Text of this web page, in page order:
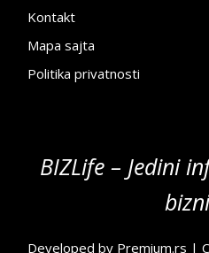
Kontakt
Mapa sajta
Politika privatnosti
BIZLife – Jedini
Developed by Premium.rs |